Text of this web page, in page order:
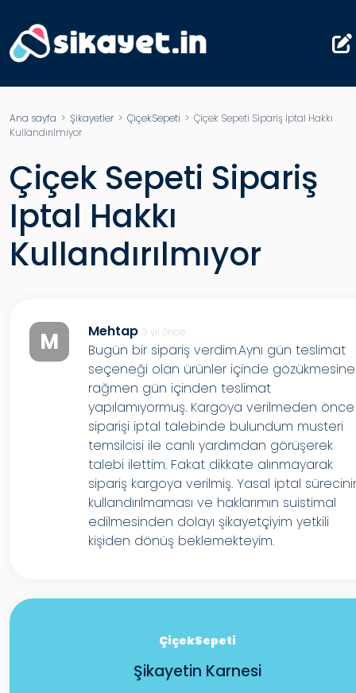
Ana sayfa > Şikayetler> ÇiçekSepeti > Çiçek Sepeti Sipariş Iptal Hakkı
Kullandırılmıyor
Çiçek Sepeti Sipariş
Iptal Hakkı
Kullandırılmıyor
M Mehtap 3 yıl önce
Bugün bir sipariş verdim.Aynı gün teslimat
seçeneği olan ürünler içinde gözükmesine
rağmen gün içinden teslimat
yapılamıyormuş. Kargoya verilmeden önce
siparişi iptal talebinde bulundum musteri
temsilcisi ile canlı yardımdan görüşerek
talebi ilettim. Fakat dikkate alınmayarak
sipariş kargoya verilmiş. Yasal iptal
kullandırılmaması ve haklarımın suistimal
edilmesinden dolayı şikayetçiyim yetkili
kişiden dönüş beklemekteyim.
ÇiçekSepeti
Şikayetin Karnesi